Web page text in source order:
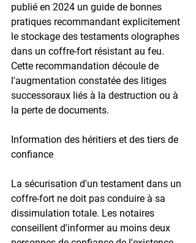
publié en 2024 un guide de bonnes
pratiques recommandant explicitement
le stockage des testaments olographes
dans un coffre-fort résistant au feu.
Cette recommandation découle de
l'augmentation constatée des litiges
successoraux liés à la destruction ou à
la perte de documents.
Information des héritiers et des tiers de
confiance
La sécurisation d'un testament dans un
coffre-fort ne doit pas conduire à sa
dissimulation totale. Les notaires
conseillent d'informer au moins deux